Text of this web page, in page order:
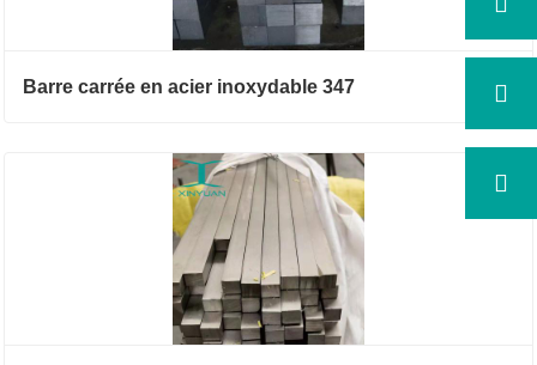
Barre carrée en acier inoxydable 347